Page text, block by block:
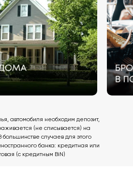
автомобиля необходим депозит,
(не списывается) на
случаев для этого
банка: кредитная или
(с кредитным BiN)